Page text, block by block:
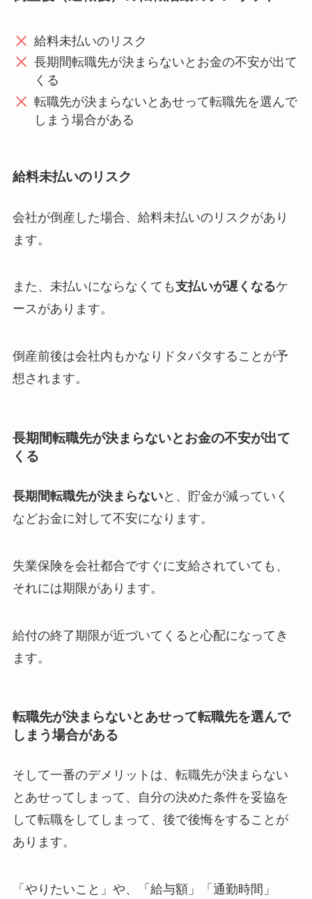
給料未払いのリスク
長期間転職先が決まらないとお金の不安が出て
くる
転職先が決まらないとあせって転職先を選んで
しまう場合がある
給料未払いのリスク
会社が倒産した場合、給料未払いのリスクがあり
ます。
また、未払いにならなくても支払いが遅くなるケ
ースがあります。
倒産前後は会社内もかなりドタバタすることが予
想されます。
長期間転職先が決まらないとお金の不安が出て
くる
長期間転職先が決まらないと、貯金が減っていく
などお金に対して不安になります。
失業保険を会社都合ですぐに支給されていても、
それには期限があります。
給付の終了期限が近づいてくると心配になってき
ます。
転職先が決まらないとあせって転職先を選んで
しまう場合がある
そして一番のデメリットは、転職先が決まらない
とあせってしまって、自分の決めた条件を妥協を
して転職をしてしまって、後で後悔をすることが
あります。
「やりたいこと」や、「給与額」「通勤時間」